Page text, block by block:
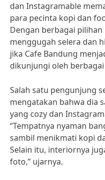
dan Instagramable
para pecinta kopi dan
Dengan berbagai
menggugah selera dan
jika Cafe Bandung
dikunjungi oleh
Salah satu pengunjung
mengatakan bahwa dia
yang cozy dan
“Tempatnya nyaman
sambil menikmati kopi
Selain itu, interiornya
foto,” ujarnya.